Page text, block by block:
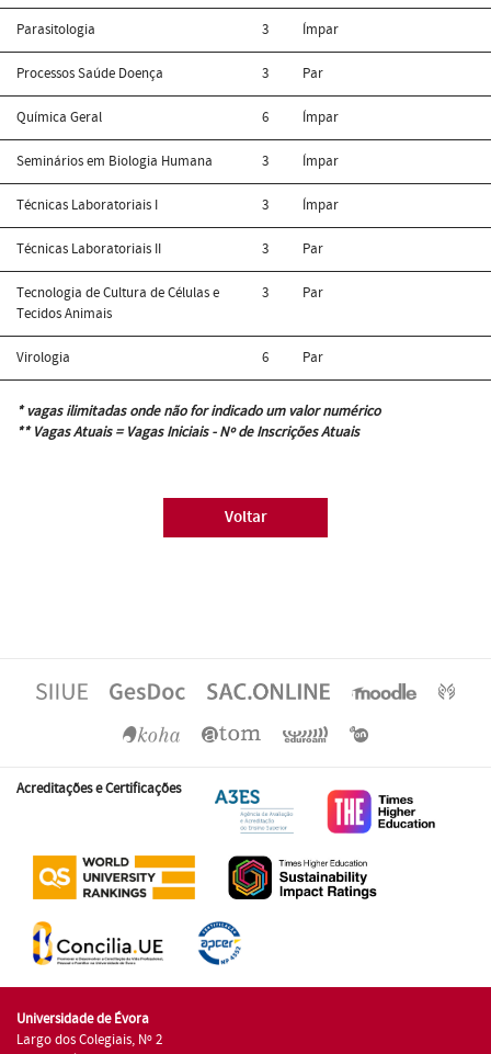
Parasitologia 3 Ímpar
Processos Saúde Doença 3 Par
Química Geral 6 Ímpar
Seminários em Biologia Humana 3 Ímpar
Técnicas Laboratoriais I 3 Ímpar
Técnicas Laboratoriais II 3 Par
Tecnologia de Cultura de Células e
Tecidos Animais
3 Par
Virologia 6 Par
* vagas ilimitadas onde não for indicado um valor numérico
** Vagas Atuais = Vagas Iniciais - Nº de Inscrições Atuais
Voltar
Acreditações e Certificações
Universidade de Évora
Largo dos Colegiais, Nº 2